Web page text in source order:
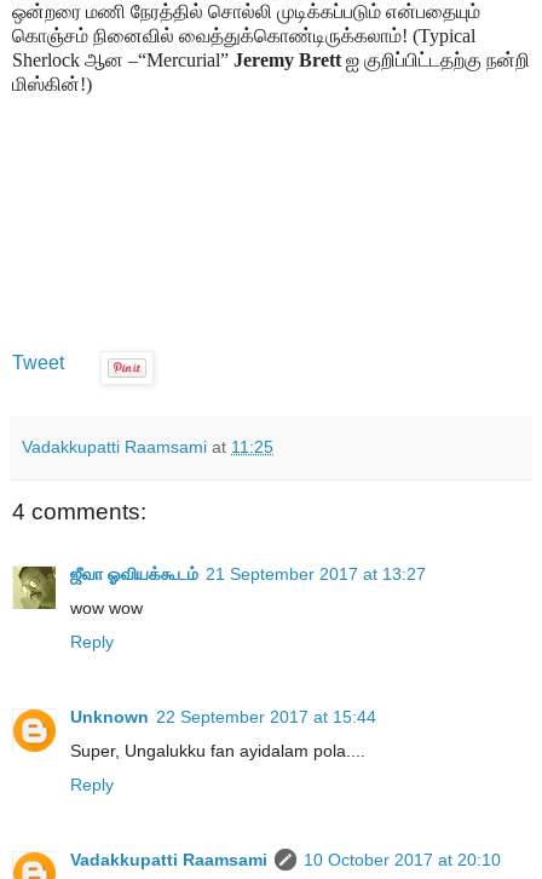
ஒன்றரை மணி நேரத்தில் சொல்லி முடிக்கப்படும் என்பதையும்
கொஞ்சம் நினைவில் வைத்துக்கொண்டிருக்கலாம்! (Typical
Sherlock ஆன –“Mercurial” Jeremy Brettஐ குறிப்பிட்டதற்கு நன்றி
மிஸ்கின்!)
Tweet
Vadakkupatti Raamsami at 11:25
4 comments:
ஜீவா ஓவியக்கூடம் 21 September 2017 at 13:27
wow wow
Reply
Unknown 22 September 2017 at 15:44
Super, Ungalukku fan ayidalam pola....
Reply
Vadakkupatti Raamsami
10 October 2017 at 20:10